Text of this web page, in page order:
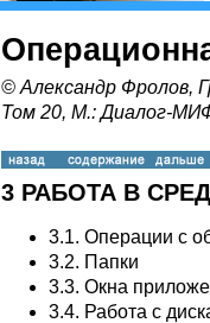
© Александр Фролов,
Том 20, М.: Диалог-
3 РАБОТА В
3.1. Операции с
3.2. Папки
3.3. Окна
3.4. Работа с